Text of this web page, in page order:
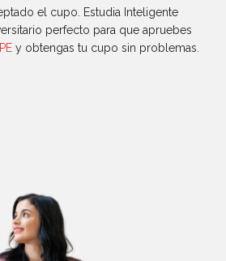
el cupo. Estudia Inteligente
perfecto para que apruebes
y obtengas tu cupo sin problemas.